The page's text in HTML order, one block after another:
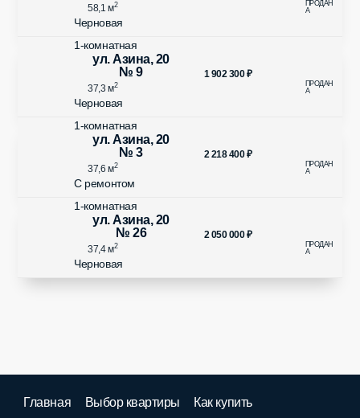
58,1 м2
Черновая
ул. Азина, 20
№ 9
37,3 м2
1-комнатная
Черновая
1 902 300 ₽
ул. Азина, 20
№ 3
37,6 м2
1-комнатная
С ремонтом
2 218 400 ₽
ул. Азина, 20
№ 26
37,4 м2
1-комнатная
Черновая
2 050 000 ₽
Главная Выбор квартиры
Как купить